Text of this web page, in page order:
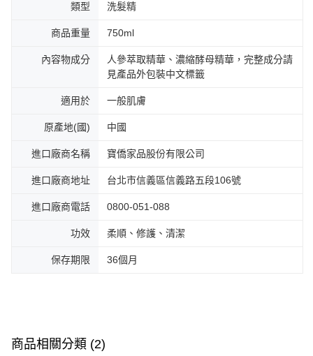
類型 洗髮精
商品重量 750ml
內容物成分
人參萃取精華、濃縮酵母精華，完整成分請
見產品外包裝中文標籤
適用於 一般肌膚
原產地(國) 中國
進口廠商名稱 寶僑家品股份有限公司
進口廠商地址 台北市信義區信義路五段106號
進口廠商電話 0800-051-088
功效 柔順、修護、清潔
保存期限 36個月
商品相關分類 (2)